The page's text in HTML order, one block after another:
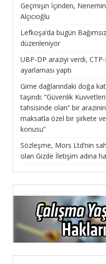
Geçmişin İçinden,
Alçıcıoğlu
Lefkoşa’da bugün
düzenleniyor
UBP-DP araziyi verdi,
ayarlaması yaptı
Girne dağlarındaki doğa
taşındı: “Güvenlik Kuvvetleri
tahsisinde olan” bir
maksatla özel bir şirkete
konusu”
Sözleşme, Mors Ltd’nin
olan Gizde İletişim adına